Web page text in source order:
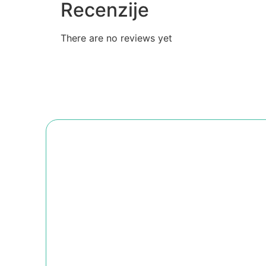
Recenzije
There are no reviews yet